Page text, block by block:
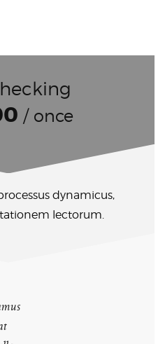
/ once
dynamicus,
lectorum.